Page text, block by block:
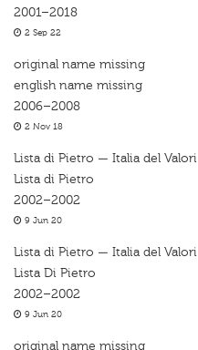
2001–2018
2 Sep 22
original name missing
english name missing
2006–2008
2 Nov 18
Lista di Pietro — Italia del Valori
Lista di Pietro
2002–2002
9 Jun 20
Lista di Pietro — Italia del Valori
Lista Di Pietro
2002–2002
9 Jun 20
original name missing